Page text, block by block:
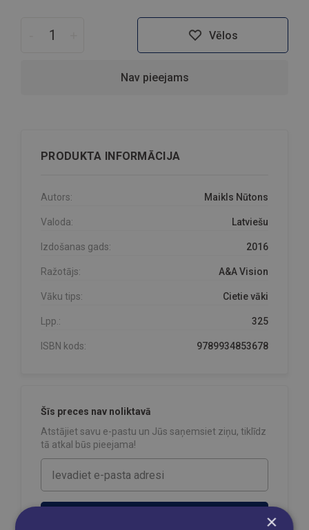
Vēlos
Nav pieejams
PRODUKTA INFORMĀCIJA
Autors: Maikls Nūtons
Valoda: Latviešu
Izdošanas gads: 2016
Ražotājs: A&A Vision
Vāku tips: Cietie vāki
Lpp.: 325
ISBN kods: 9789934853678
Šīs preces nav noliktavā
Atstājiet savu e-pastu un Jūs saņemsiet ziņu, tiklīdz
tā atkal būs pieejama!
×